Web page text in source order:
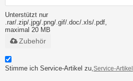
Unterstützt nur
.rar/.zip/.jpg/.png/.gif/.doc/.xls/.pdf,
maximal 20 MB
Zubehör
Stimme ich Service-Artikel zu, Service-Artikel